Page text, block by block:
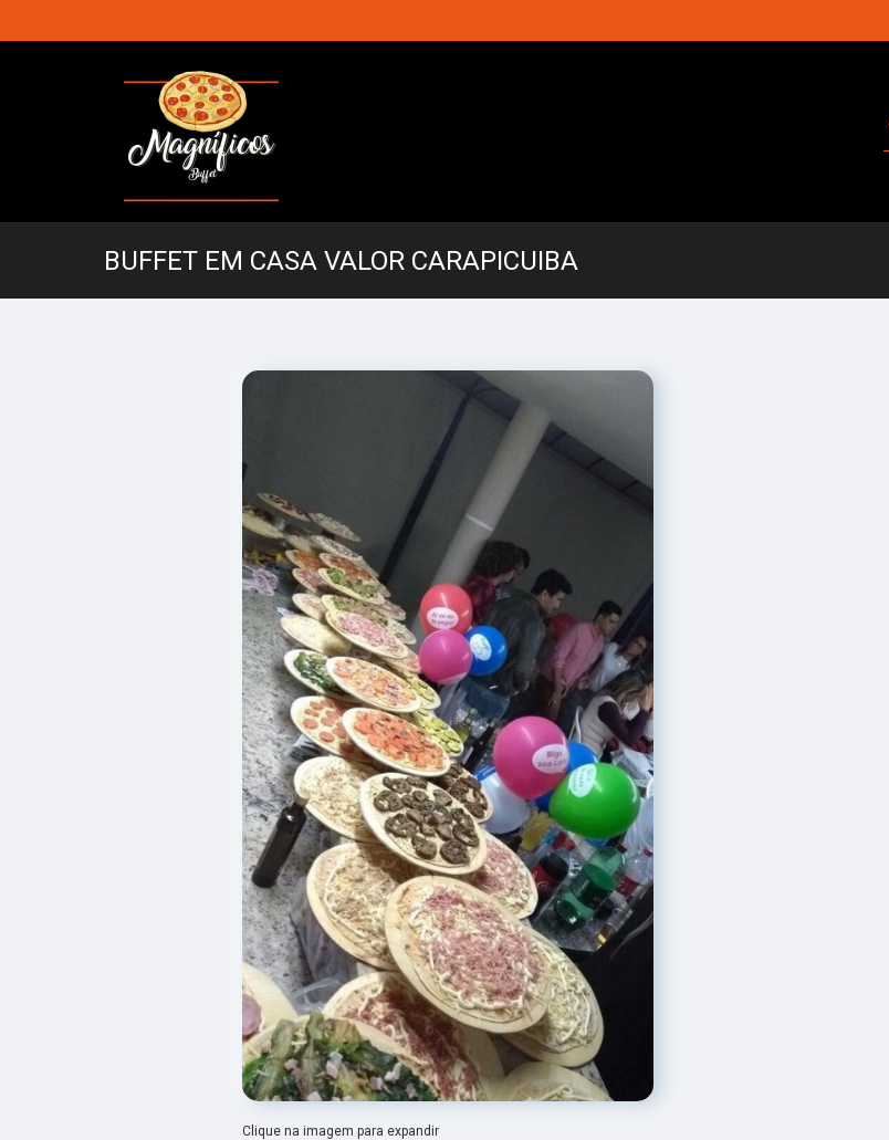
BUFFET EM CASA VALOR CARAPICUIBA
Clique na imagem para expandir